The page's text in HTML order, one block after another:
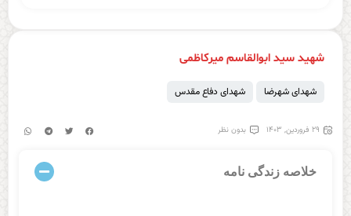
شهید سید ابوالقاسم میرکاظمی
شهدای شهرضا شهدای دفاع مقدس
۲۹ فروردین, ۱۴۰۳ بدون نظر
خلاصه زندگی نامه